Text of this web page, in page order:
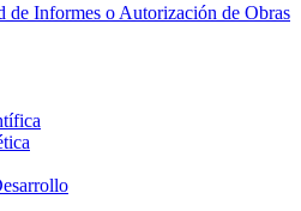
de Informes o Autorización de Obras